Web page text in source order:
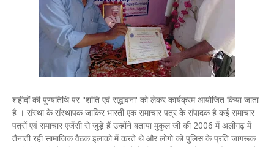
शहीदों की पुण्यतिथि पर "शांति एवं सद्भावना' को लेकर कार्यक्रम आयोजित किया जाता
है । संस्था के संस्थापक जाकिर भारती एक समाचार पत्र के संपादक है कई समाचार
पत्रों एवं समाचार एजेंसी से जुड़े हैं उन्होंने बताया मुकुल जी की 2006 में अलीगढ़ में
तैनाती रही सामाजिक वैठक इलाको में करते थे और लोगो को पुलिस के प्रति जागरूक